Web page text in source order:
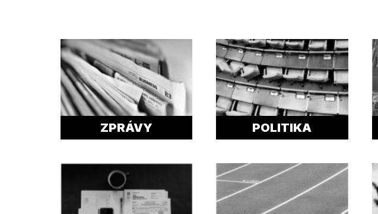
ZPRÁVY POLITIKA